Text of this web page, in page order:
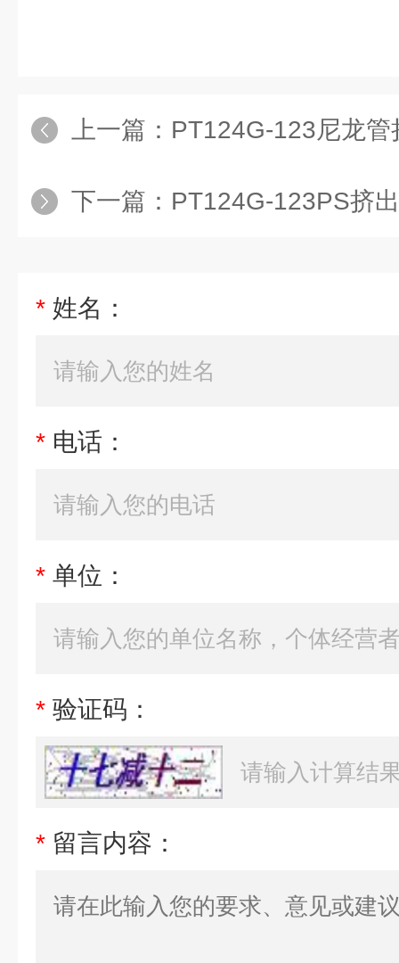
上一篇： PT124G-123尼龙
下一篇： PT124G-123PS挤
* 姓名：
* 电话：
* 单位：
* 验证码：
* 留言内容：